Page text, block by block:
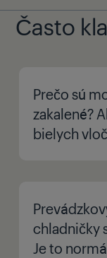
Často
Prečo sú
zakalené?
bielych
chladničky
Je to